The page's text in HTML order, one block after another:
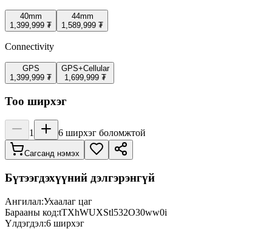
40mm
1,399,999 ₮
44mm
1,589,999 ₮
Connectivity
GPS
1,399,999 ₮
GPS+Cellular
1,699,999 ₮
Тоо ширхэг
1 6 ширхэг боломжтой
Сагсанд нэмэх
Бүтээгдэхүүний дэлгэрэнгүй
Ангилал:Ухаалаг цаг
Барааны код:tTXhWUXStl532O30ww0i
Үлдэгдэл:6 ширхэг